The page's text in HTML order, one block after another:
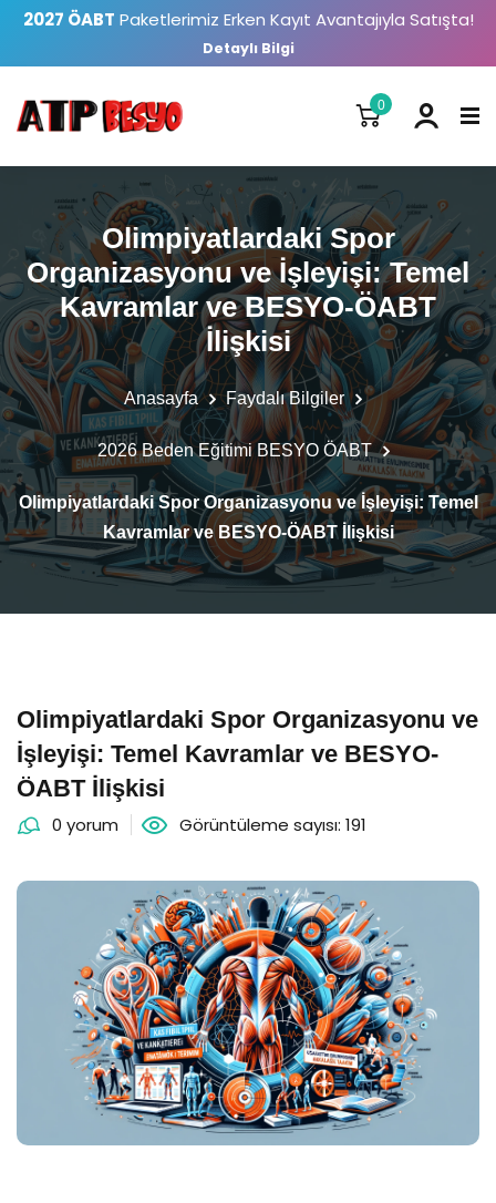
2027 ÖABT Paketlerimiz Erken Kayıt Avantajıyla Satışta!
Detaylı Bilgi
0
Olimpiyatlardaki Spor
Organizasyonu ve İşleyişi: Temel
Kavramlar ve BESYO-ÖABT
İlişkisi
Anasayfa Faydalı Bilgiler
2026 Beden Eğitimi BESYO ÖABT
Olimpiyatlardaki Spor Organizasyonu ve İşleyişi: Temel
Kavramlar ve BESYO-ÖABT İlişkisi
Olimpiyatlardaki Spor Organizasyonu ve
İşleyişi: Temel Kavramlar ve BESYO-
ÖABT İlişkisi
0 yorum Görüntüleme sayısı: 191